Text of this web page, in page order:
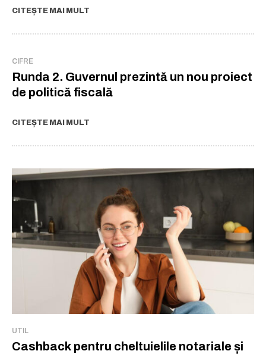
CITEȘTE MAI MULT
CIFRE
Runda 2. Guvernul prezintă un nou proiect
de politică fiscală
CITEȘTE MAI MULT
UTIL
Cashback pentru cheltuielile notariale și